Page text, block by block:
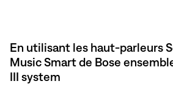
En utilisant les haut-parleurs
Music Smart de Bose
III system